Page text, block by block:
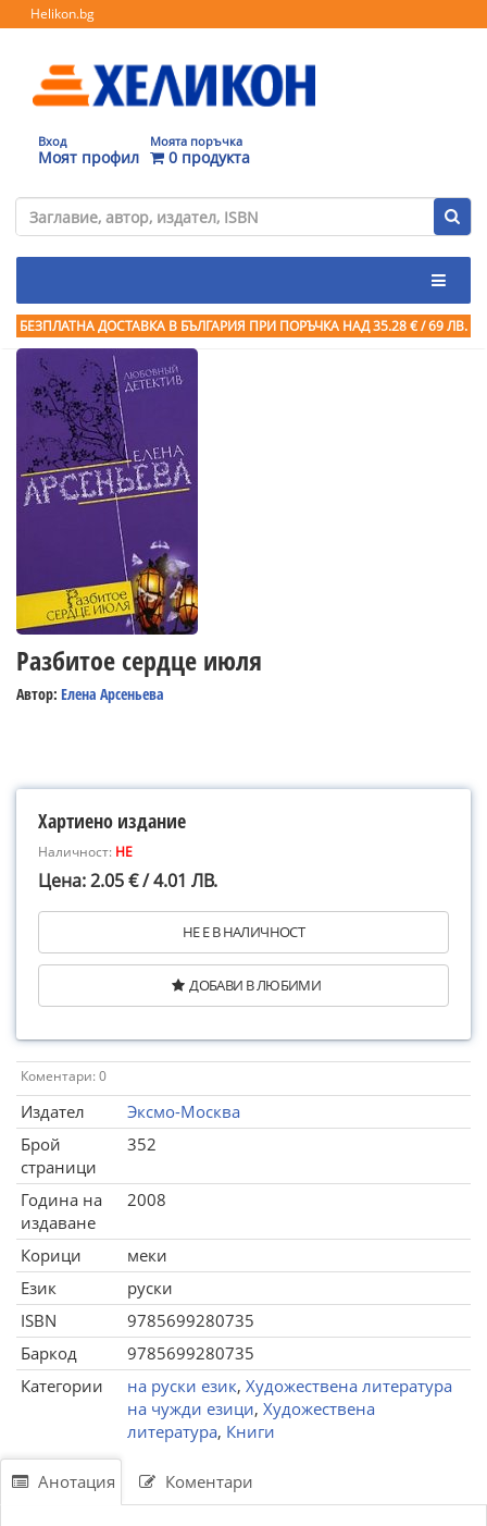
Helikon.bg
Вход
Моят профил
Моята поръчка
0 продукта
БЕЗПЛАТНА ДОСТАВКА В БЪЛГАРИЯ ПРИ ПОРЪЧКА НАД 35.28 € / 69 ЛВ.
Разбитое сердце июля
Автор: Елена Арсеньева
Хартиено издание
Наличност: НЕ
Цена: 2.05 € / 4.01 ЛВ.
НЕ Е В НАЛИЧНОСТ
ДОБАВИ В ЛЮБИМИ
Коментари: 0
Издател
Эксмо-Москва
Брой
страници
352
Година на
издаване
2008
Корици
меки
Език
руски
ISBN
9785699280735
Баркод
9785699280735
Категории
на руски език, Художествена литература
на чужди езици, Художествена
литература, Книги
Анотация Коментари